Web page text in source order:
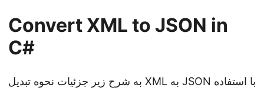
Convert XML to JSON in
C#
به شرح زیر جزئیات نحوه تبدیل XML به JSON با استفاده